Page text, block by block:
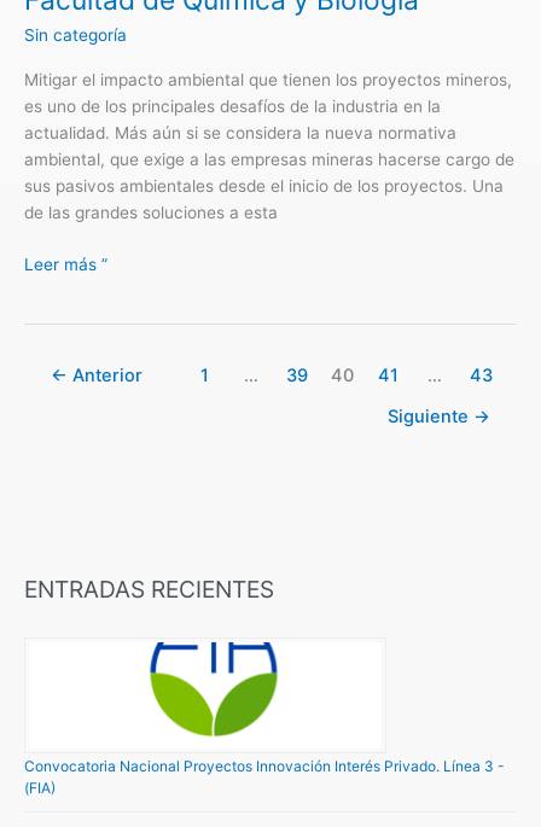
Sin categoría
Mitigar el impacto ambiental que tienen los proyectos mineros,
es uno de los principales desafíos de la industria en la
actualidad. Más aún si se considera la nueva normativa
ambiental, que exige a las empresas mineras hacerse cargo de
sus pasivos ambientales desde el inicio de los proyectos. Una
de las grandes soluciones a esta
Ortiz,
académica
Biología
Leer más ”
← Anterior 1 … 39 40 41 …
43
Siguiente →
ENTRADAS RECIENTES
Convocatoria Nacional Proyectos Innovación Interés Privado. Línea 3 -
(FIA)